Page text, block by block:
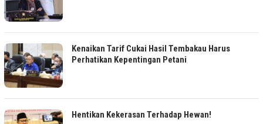
Kenaikan Tarif Cukai Hasil Tembakau Harus
Perhatikan Kepentingan Petani
Hentikan Kekerasan Terhadap Hewan!